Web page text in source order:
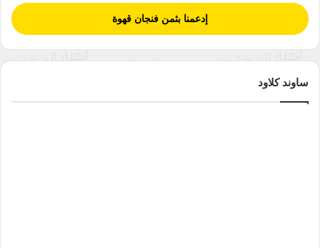
إدعمنا بثمن فنجان قهوة
ساوند كلاود